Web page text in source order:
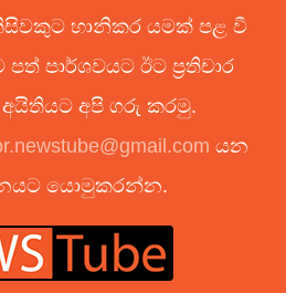
හානිකර යමක් පළ වී
පාර්ශවයට ඊට ප්‍රතිචාර
අපි ගරු කරමු.
යන
යොමුකරන්න.